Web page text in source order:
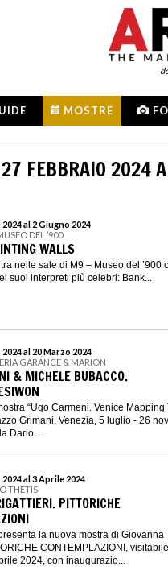
MOSTRE
27 FEBBRAIO 2024 A
al 2 Giugno 2024
DEL ’900
WALLS
nelle sale di M9 – Museo del ’900
suoi interpreti più celebri: Bank...
al 20 Marzo 2024
GARANCE & MARION
& MICHELE BUBACCO.
“Ugo Carmeni. Venice Mapping
Grimani, Venezia, 5 luglio - 26
Dario...
al 3 Aprile 2024
THETIS
PITTORICHE
la nuova mostra di Giovanna
CONTEMPLAZIONI,
2024, con inaugurazio...